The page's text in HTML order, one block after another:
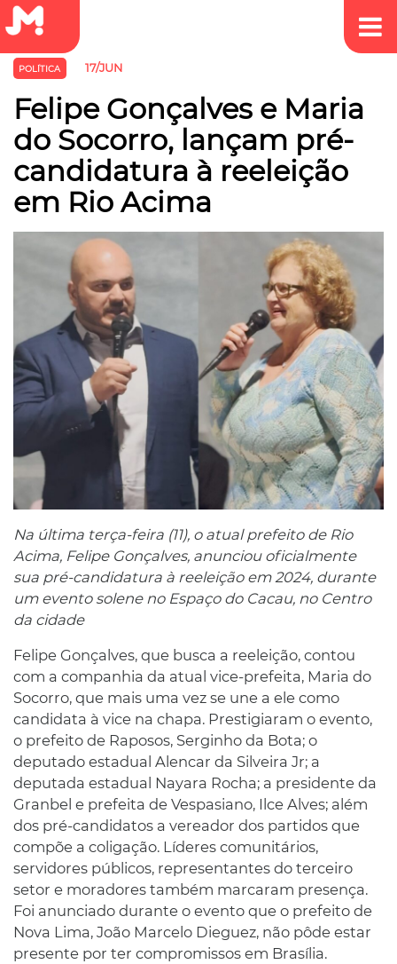
POLÍTICA 17/JUN
Felipe Gonçalves e Maria
do Socorro, lançam pré-
candidatura à reeleição
em Rio Acima
Na última terça-feira (11), o atual prefeito de Rio
Acima, Felipe Gonçalves, anunciou oficialmente
sua pré-candidatura à reeleição em 2024, durante
um evento solene no Espaço do Cacau, no Centro
da cidade
Felipe Gonçalves, que busca a reeleição, contou
com a companhia da atual vice-prefeita, Maria do
Socorro, que mais uma vez se une a ele como
candidata à vice na chapa. Prestigiaram o evento,
o prefeito de Raposos, Serginho da Bota; o
deputado estadual Alencar da Silveira Jr; a
deputada estadual Nayara Rocha; a presidente da
Granbel e prefeita de Vespasiano, Ilce Alves; além
dos pré-candidatos a vereador dos partidos que
compõe a coligação. Líderes comunitários,
servidores públicos, representantes do terceiro
setor e moradores também marcaram presença.
Foi anunciado durante o evento que o prefeito de
Nova Lima, João Marcelo Dieguez, não pôde estar
presente por ter compromissos em Brasília.